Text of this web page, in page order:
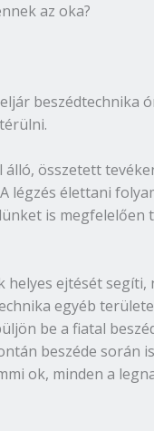
az oka?
beszédtechnika
összetett
légzés élettani
is
helyes ejtését
egyéb
be a fiatal
beszéde során
ok, minden a